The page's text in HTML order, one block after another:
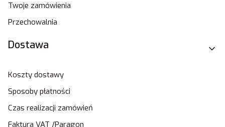
Twoje zamówienia
Przechowalnia
Dostawa
Koszty dostawy
Sposoby płatności
Czas realizacji zamówień
Faktura VAT /Paragon